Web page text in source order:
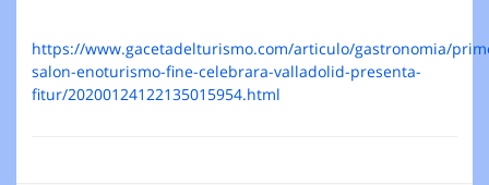
https://www.gacetadelturismo.com/articulo/gastronomia/
salon-enoturismo-fine-celebrara-valladolid-presenta-
fitur/20200124122135015954.html